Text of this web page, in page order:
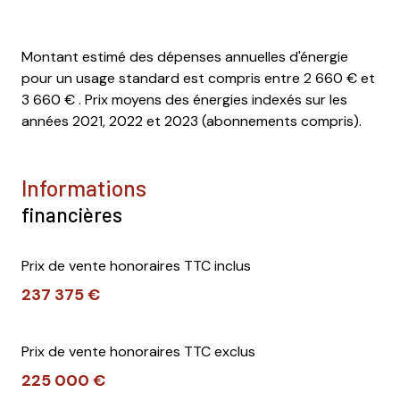
Montant estimé des dépenses annuelles d'énergie
pour un usage standard est compris entre 2 660 € et
3 660 € . Prix moyens des énergies indexés sur les
années 2021, 2022 et 2023 (abonnements compris).
informations
financières
Prix de vente honoraires TTC inclus
237 375 €
Prix de vente honoraires TTC exclus
225 000 €